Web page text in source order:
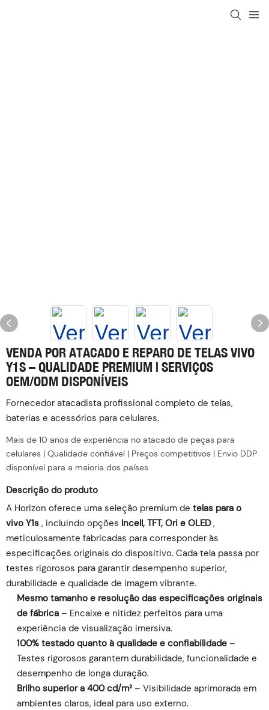
VENDA POR ATACADO E REPARO DE TELAS VIVO
Y1S – QUALIDADE PREMIUM | SERVIÇOS
OEM/ODM DISPONÍVEIS
Fornecedor atacadista profissional completo de telas,
baterias e acessórios para celulares.
Mais de 10 anos de experiência no atacado de peças para
celulares | Qualidade confiável | Preços competitivos | Envio DDP
disponível para a maioria dos países
Descrição do produto
A Horizon oferece uma seleção premium de telas para o ‌
vivo Y1s ‌, incluindo opções Incell, TFT, Ori e OLED‌,
meticulosamente fabricadas para corresponder às
especificações originais do dispositivo. Cada tela passa por
testes rigorosos para garantir desempenho superior,
durabilidade e qualidade de imagem vibrante.
Mesmo tamanho e resolução das especificações originais
de fábrica – Encaixe e nitidez perfeitos para uma
experiência de visualização imersiva.
100% testado quanto à qualidade e confiabilidade –
Testes rigorosos garantem durabilidade, funcionalidade e
desempenho de longa duração.
Brilho superior a 400 cd/m² – Visibilidade aprimorada em
ambientes claros, ideal para uso externo.